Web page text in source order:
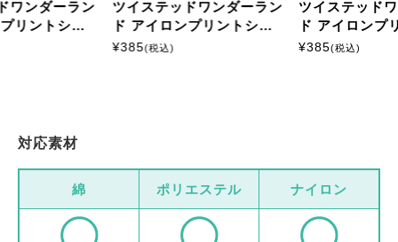
ワンダーラン
リントシー
ツイステッドワンダーラン
ド アイロンプリントシー
ト ミニサイズ
¥385(税込)
ツイステッド
ド アイロンプ
ト ミニサイズ
¥385(税込)
対応素材
綿 ポリエステル ナイロン